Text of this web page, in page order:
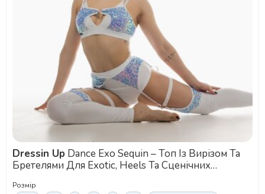
Dressin Up
Бретелями Для Exotic, Heels Та Сценічних
Розмір